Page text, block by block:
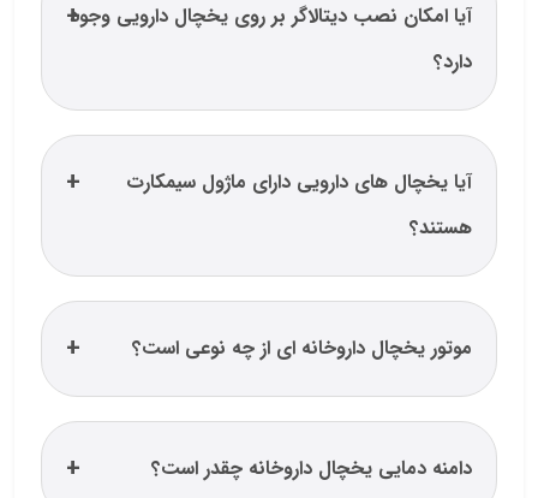
آیا امکان نصب دیتالاگر بر روی یخچال دارویی وجود
دارد؟
آیا یخچال های دارویی دارای ماژول سیمکارت
هستند؟
موتور یخچال داروخانه ای از چه نوعی است؟
دامنه دمایی یخچال داروخانه چقدر است؟